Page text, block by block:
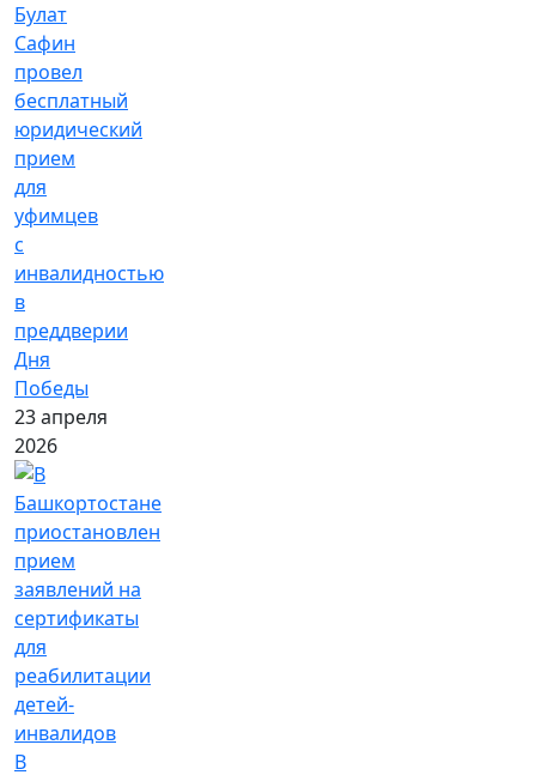
Булат
Сафин
провел
бесплатный
юридический
прием
для
уфимцев
с
инвалидностью
в
преддверии
Дня
Победы
23 апреля
2026
В